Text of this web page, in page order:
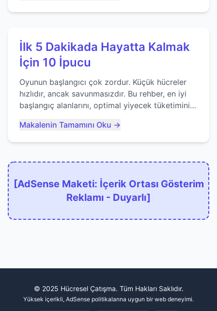
İlk 5 Dakikada Hayatta Kalmak
İçin 10 İpucu
Oyunun başlangıcı çok zordur. Küçük hücreler
hızlıdır, ancak savunmasızdır. Bu rehber, en iyi
başlangıç alanlarını, optimal yiyecek tüketimini
kaçınacağınızı anlatıyor...
Makalenin Tamamını Oku →
[AdSense Maketi: İçerik Ortası Gösterim
Reklamı - Duyarlı]
© 2025 Hücresel Çatışma. Tüm Hakları Saklıdır.
Yüksek içerikli, AdSense politikalarına uygun bir web deneyimi.